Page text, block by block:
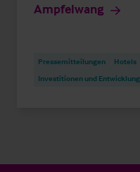
Ampfelwang
Pressemitteilungen Hotels
Investitionen und Entwicklung